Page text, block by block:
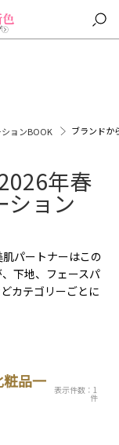
ションBOOK ブランドか
年春
ション
肌パートナーはこの
下地、フェースパ
カテゴリーごとに
粧品一 表示件数：1
件